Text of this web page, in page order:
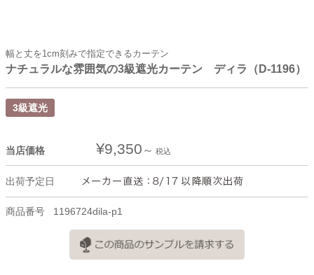
幅と丈を1cm刻みで指定できるカーテン
ナチュラルな雰囲気の3級遮光カーテン ディラ（D-1196）
3級遮光
当店価格 ¥9,350 税込
出荷予定日
商品番号 1196724dila-p1